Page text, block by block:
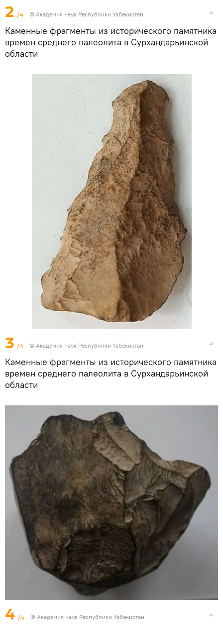
2 /4 © Академия наук Республики Узбекистан
Каменные фрагменты из исторического памятника
времен среднего палеолита в Сурхандарьинской
области
3 /4 © Академия наук Республики Узбекистан
Каменные фрагменты из исторического памятника
времен среднего палеолита в Сурхандарьинской
области
4 /4 © Академия наук Республики Узбекистан